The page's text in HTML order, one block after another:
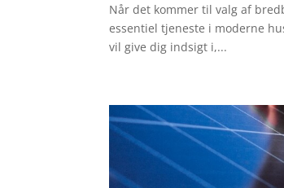
Når det kommer til valg af
essentiel tjeneste i moderne
vil give dig indsigt i,...